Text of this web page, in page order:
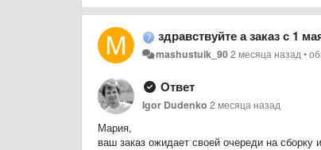
здравствуйте а заказ с 1
mashustuik_902 месяца назад•
Ответ
Igor Dudenko 2 месяца назад
Мария,
ваш заказ ожидает своей очереди на